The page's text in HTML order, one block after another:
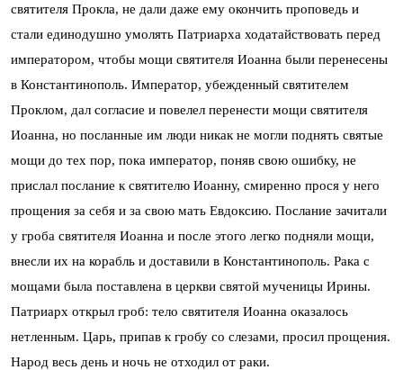
святителя Прокла, не дали даже ему окончить проповедь и
стали единодушно умолять Патриарха ходатайствовать перед
императором, чтобы мощи святителя Иоанна были перенесены
в Константинополь. Император, убежденный святителем
Проклом, дал согласие и повелел перенести мощи святителя
Иоанна, но посланные им люди никак не могли поднять святые
мощи до тех пор, пока император, поняв свою ошибку, не
прислал послание к святителю Иоанну, смиренно прося у него
прощения за себя и за свою мать Евдоксию. Послание зачитали
у гроба святителя Иоанна и после этого легко подняли мощи,
внесли их на корабль и доставили в Константинополь. Рака с
мощами была поставлена в церкви святой мученицы Ирины.
Патриарх открыл гроб: тело святителя Иоанна оказалось
нетленным. Царь, припав к гробу со слезами, просил прощения.
Народ весь день и ночь не отходил от раки.